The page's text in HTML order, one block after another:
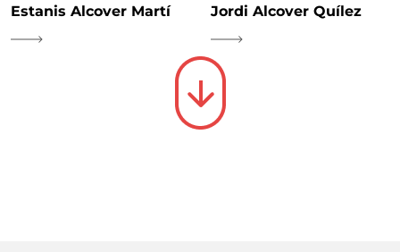
Estanis Alcover Martí
Jordi Alcover Quílez